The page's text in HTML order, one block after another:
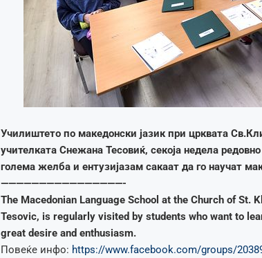
Училиштето по македонски јазик при црквата
учителката Снежана Тесовиќ, секоја недела
голема желба и ентузијазам сакаат да го научат
————————————————-
The Macedonian Language School at the Church of St.
Tesovic, is regularly visited by students who want to
great desire and enthusiasm.
Повеќе инфо: https://www.facebook.com/groups/